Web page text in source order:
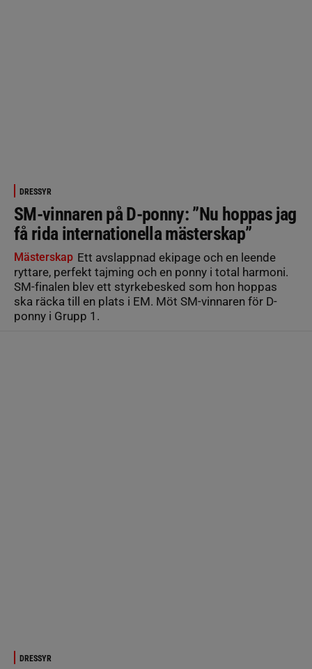
DRESSYR
SM-vinnaren på D-ponny: ”Nu hoppas jag
få rida internationella mästerskap”
Mästerskap Ett avslappnad ekipage och en leende
ryttare, perfekt tajming och en ponny i total harmoni.
SM-finalen blev ett styrkebesked som hon hoppas
ska räcka till en plats i EM. Möt SM-vinnaren för D-
ponny i Grupp 1.
DRESSYR